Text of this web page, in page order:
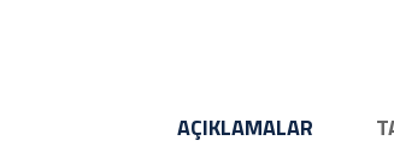
AÇIKLAMALAR